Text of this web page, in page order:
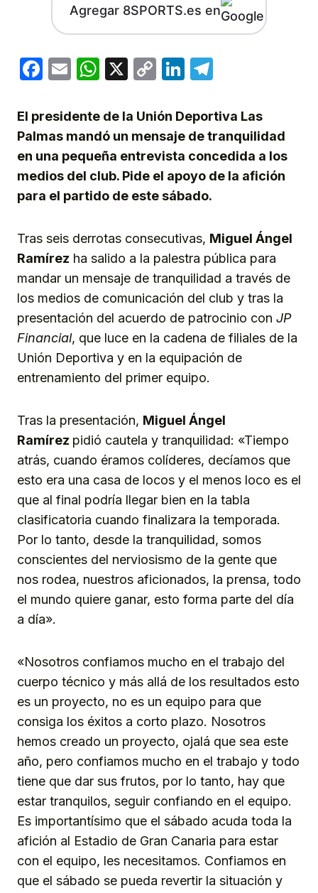
Agregar 8SPORTS.es en
Facebook
EmailWhatsApp
X
CopyLinkedIn
El presidente de la Unión Deportiva Las
Palmas mandó un mensaje de tranquilidad
en una pequeña entrevista concedida a los
medios del club. Pide el apoyo de la afición
para el partido de este sábado.
Tras seis derrotas consecutivas, Miguel Ángel
Ramírez ha salido a la palestra pública para
mandar un mensaje de tranquilidad a través de
los medios de comunicación del club y tras la
presentación del acuerdo de patrocinio con JP
Financial, que luce en la cadena de filiales de la
Unión Deportiva y en la equipación de
entrenamiento del primer equipo.
Tras la presentación, Miguel Ángel
Ramírez pidió cautela y tranquilidad: «Tiempo
atrás, cuando éramos colíderes, decíamos que
esto era una casa de locos y el menos loco es el
que al final podría llegar bien en la tabla
clasificatoria cuando finalizara la temporada.
Por lo tanto, desde la tranquilidad, somos
conscientes del nerviosismo de la gente que
nos rodea, nuestros aficionados, la prensa, todo
el mundo quiere ganar, esto forma parte del día
a día».
«Nosotros confiamos mucho en el trabajo del
cuerpo técnico y más allá de los resultados esto
es un proyecto, no es un equipo para que
consiga los éxitos a corto plazo. Nosotros
hemos creado un proyecto, ojalá que sea este
año, pero confiamos mucho en el trabajo y todo
tiene que dar sus frutos, por lo tanto, hay que
estar tranquilos, seguir confiando en el equipo.
Es importantísimo que el sábado acuda toda la
afición al Estadio de Gran Canaria para estar
con el equipo, les necesitamos. Confiamos en
que el sábado se pueda revertir la situación y